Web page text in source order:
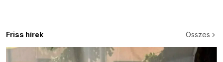
Friss hírek Összes